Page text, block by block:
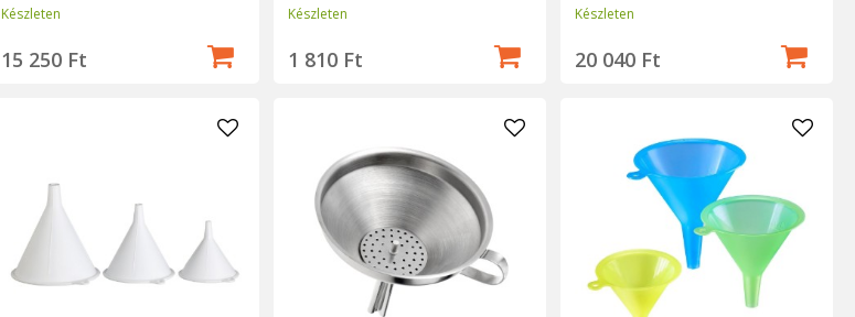
Készleten
15 250 Ft
Készleten
1 810 Ft
Készleten
20 040 Ft